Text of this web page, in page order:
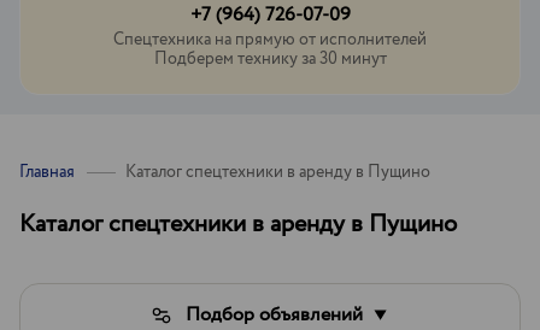
+7 (964) 726-07-09
Спецтехника на прямую от исполнителей
Подберем технику за 30 минут
Главная Каталог спецтехники в аренду в Пущино
Каталог спецтехники в аренду в Пущино
Подбор объявлений